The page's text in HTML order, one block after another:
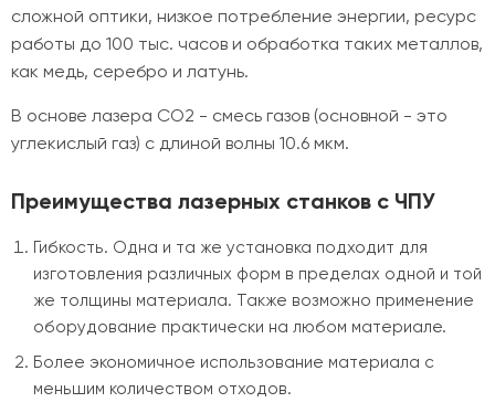
сложной оптики, низкое потребление энергии, ресурс
работы до 100 тыс. часов и обработка таких металлов,
как медь, серебро и латунь.
В основе лазера СО2 - смесь газов (основной - это
углекислый газ) с длиной волны 10.6 мкм.
Преимущества лазерных станков с ЧПУ
Гибкость. Одна и та же установка подходит для
изготовления различных форм в пределах одной и той
же толщины материала. Также возможно применение
оборудование практически на любом материале.
Более экономичное использование материала с
меньшим количеством отходов.